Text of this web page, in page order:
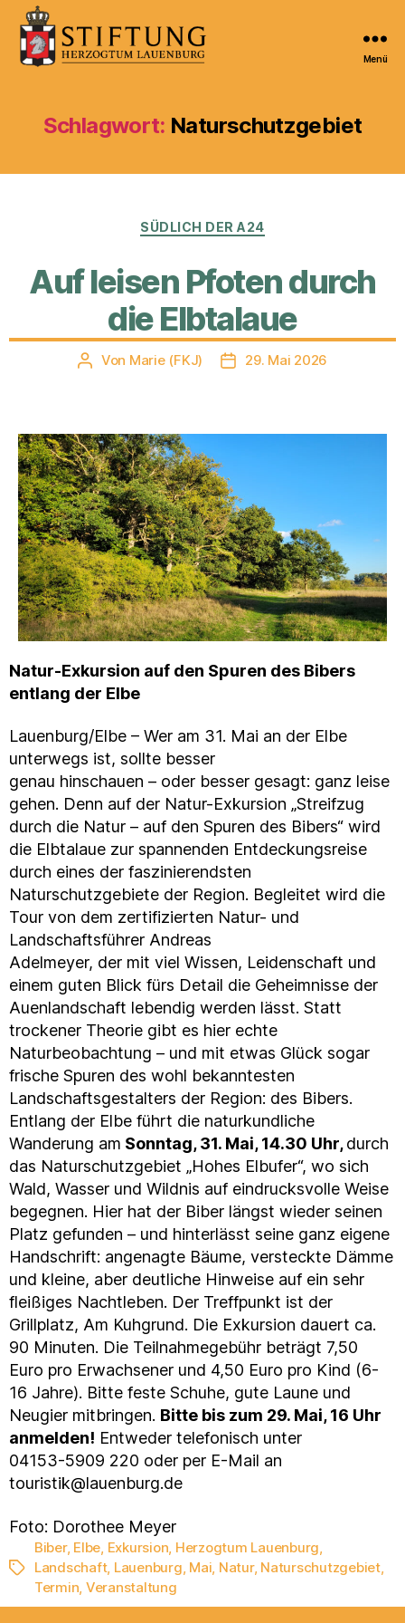
Stiftung
Herzogtum
Menü
Schlagwort: Naturschutzgebiet
Kategorien
SÜDLICH DER A24
Auf leisen Pfoten durch
die Elbtalaue
Beitragsautor
Von Marie (FKJ) Veröffentlichungsdatum
29. Mai 2026
Natur-Exkursion auf den Spuren des Bibers
entlang der Elbe
Lauenburg/Elbe – Wer am 31. Mai an der Elbe
unterwegs ist, sollte besser
genau hinschauen – oder besser gesagt: ganz leise
gehen. Denn auf der Natur-Exkursion „Streifzug
durch die Natur – auf den Spuren des Bibers“ wird
die Elbtalaue zur spannenden Entdeckungsreise
durch eines der faszinierendsten
Naturschutzgebiete der Region. Begleitet wird die
Tour von dem zertifizierten Natur- und
Landschaftsführer Andreas
Adelmeyer, der mit viel Wissen, Leidenschaft und
einem guten Blick fürs Detail die Geheimnisse der
Auenlandschaft lebendig werden lässt. Statt
trockener Theorie gibt es hier echte
Naturbeobachtung – und mit etwas Glück sogar
frische Spuren des wohl bekanntesten
Landschaftsgestalters der Region: des Bibers.
Entlang der Elbe führt die naturkundliche
Wanderung am Sonntag, 31. Mai, 14.30 Uhr,durch
das Naturschutzgebiet „Hohes Elbufer“, wo sich
Wald, Wasser und Wildnis auf eindrucksvolle Weise
begegnen. Hier hat der Biber längst wieder seinen
Platz gefunden – und hinterlässt seine ganz eigene
Handschrift: angenagte Bäume, versteckte Dämme
und kleine, aber deutliche Hinweise auf ein sehr
fleißiges Nachtleben. Der Treffpunkt ist der
Grillplatz, Am Kuhgrund. Die Exkursion dauert ca.
90 Minuten. Die Teilnahmegebühr beträgt 7,50
Euro pro Erwachsener und 4,50 Euro pro Kind (6-
16 Jahre). Bitte feste Schuhe, gute Laune und
Neugier mitbringen. Bitte bis zum 29. Mai, 16 Uhr
anmelden! Entweder telefonisch unter
04153-5909 220 oder per E-Mail an
touristik@lauenburg.de
Foto: Dorothee Meyer
Schlagwörter
Biber, Elbe, Exkursion, Herzogtum Lauenburg,
Landschaft, Lauenburg, Mai, Natur, Naturschutzgebiet,
Termin, Veranstaltung